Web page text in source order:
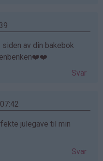
av din bakebok
Svar
julegave til min
Svar